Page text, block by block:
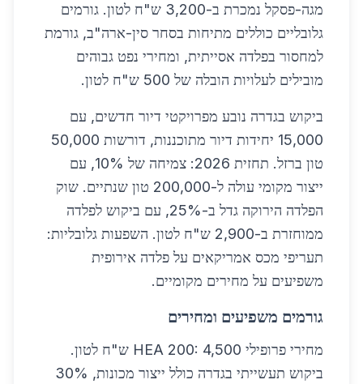
מגה-פסקל נמכרת ב-3,200 ש"ח לטון. גורמים
גלובליים כוללים מתיחות בסחר סין-ארה"ב, גורמת
למחסור בפלדה אסייתית, ומחירי נפט גבוהים
מובילים לעלויות הובלה של 500 ש"ח לטון.
ביקוש בגדרה נובע מפרויקטי דיור חדשים, עם
15,000 יחידות דיור מתוכננות, דורשות 50,000
טון ברזל. תחזית 2026: צמיחה של 10%, עם
ייצור מקומי עולה ל-200,000 טון שנתיים. שוק
הפלדה הירוקה גדל ב-25%, עם ביקוש לפלדה
ממוחזרת ב-2,900 ש"ח לטון. השפעות גלובליות:
תעריפי מכס אמריקאים על פלדה אירופית
משפיעים על מחירים מקומיים.
גורמים משפיעים ומחירים
מחירי פרופילי HEA 200: 4,500 ש"ח לטון.
ביקוש תעשייתי בגדרה כולל ייצור מכונות, 30%